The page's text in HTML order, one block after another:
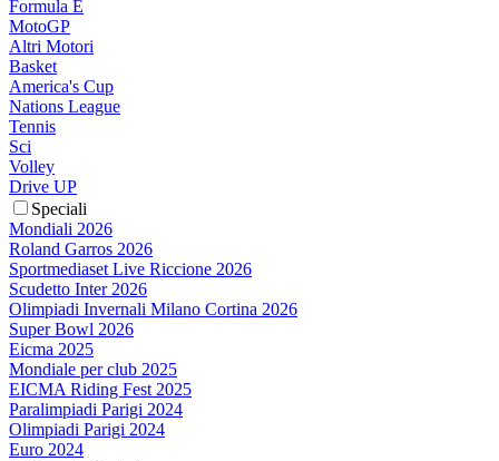
Formula E
MotoGP
Altri Motori
Basket
America's Cup
Nations League
Tennis
Sci
Volley
Drive UP
Speciali
Mondiali 2026
Roland Garros 2026
Sportmediaset Live Riccione 2026
Scudetto Inter 2026
Olimpiadi Invernali Milano Cortina 2026
Super Bowl 2026
Eicma 2025
Mondiale per club 2025
EICMA Riding Fest 2025
Paralimpiadi Parigi 2024
Olimpiadi Parigi 2024
Euro 2024